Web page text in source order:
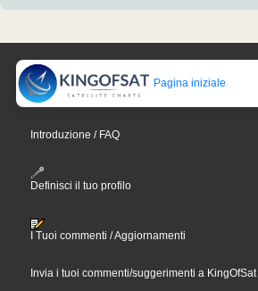
Pagina iniziale
Introduzione / FAQ
Definisci il tuo profilo
I Tuoi commenti / Aggiornamenti
Invia i tuoi commenti/suggerimenti a KingOfSat